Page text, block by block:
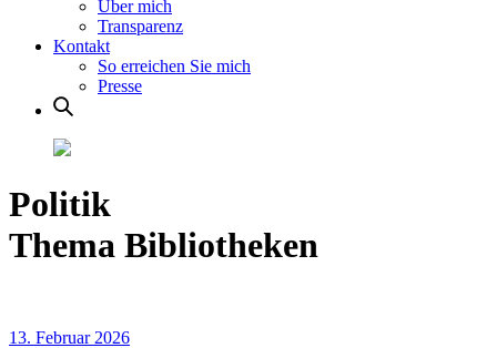
Über mich
Transparenz
Kontakt
So erreichen Sie mich
Presse
Politik
Thema Bibliotheken
13. Februar 2026